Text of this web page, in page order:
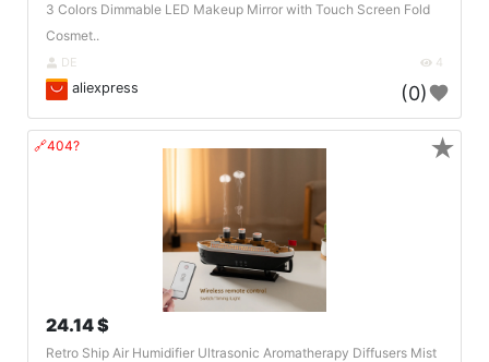
3 Colors Dimmable LED Makeup Mirror with Touch Screen Fold
Cosmet..
DE 4
aliexpress (0)
🔗404?
24.14 $
Retro Ship Air Humidifier Ultrasonic Aromatherapy Diffusers Mist
★